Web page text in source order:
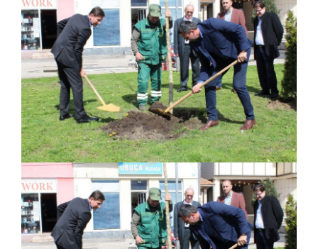
ПРЕЛИМИНАРНA РАНГ ЛИСТA
КАНДИДАТА КОЈИ СУ ОСТВАРИЛИ ПРАВО
НА ГРАДСКИ МЈЕСЕЧНИ БОРАЧКИ
ДОДАТАК ЗА ДЕМОБИЛИСАНЕ БОРЦЕ
ВОЈСКЕ РЕПУБЛИКЕ СРПСКЕ У СТАЊУ
СОЦИЈАЛНЕ ПОТРЕБЕ
ЈАВНИ ПОЗИВ ЗА НАЈЉЕПШЕ УРЕЂЕНО
ДВОРИШТЕ ИНДИВИДУАЛНИХ
ДОМАЋИНСТАВА, ДВОРИШТЕ
ЗАЈЕДНИЦА ЕТАЖНИХ ВЛАСНИКА И ЈАВНИ
ПРОСТОР У МЈЕСНИМ ЗАЈЕДНИЦАМА НА
ТЕРИТОРИЈИ ГРАДА БИЈЕЉИНА